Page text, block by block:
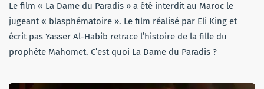
Le film « La Dame du Paradis » a été interdit au Maroc le
jugeant « blasphématoire ». Le film réalisé par Eli King et
écrit pas Yasser Al-Habib retrace l’histoire de la fille du
prophète Mahomet. C’est quoi La Dame du Paradis ?